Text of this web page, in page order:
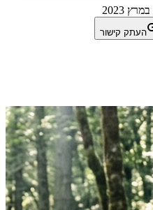
העתק קישור